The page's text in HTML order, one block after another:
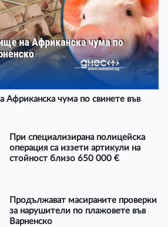
Африканска чума по свинете във
При специализирана полицейска
операция са иззети артикули на
стойност близо 650 000 €
Продължават масираните проверки
за нарушители по плажовете във
Варненско